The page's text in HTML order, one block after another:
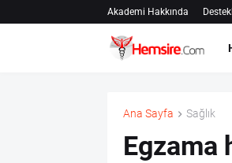
Akademi Hakkında
Ana Sayfa Sağlık
Egzama